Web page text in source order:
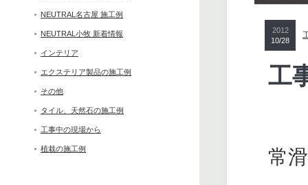
NEUTRAL名古屋 施工例
NEUTRAL小牧 新着情報
インテリア
エクステリア製品の施工例
その他
タイル、天然石の施工例
工事中の現場から
植栽の施工例
2012
10/28
工
常